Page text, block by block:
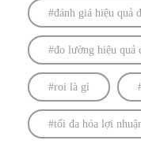
đánh giá hiệu quả
đo lường hiệu quả
roi là gì
tối đa hóa lợi